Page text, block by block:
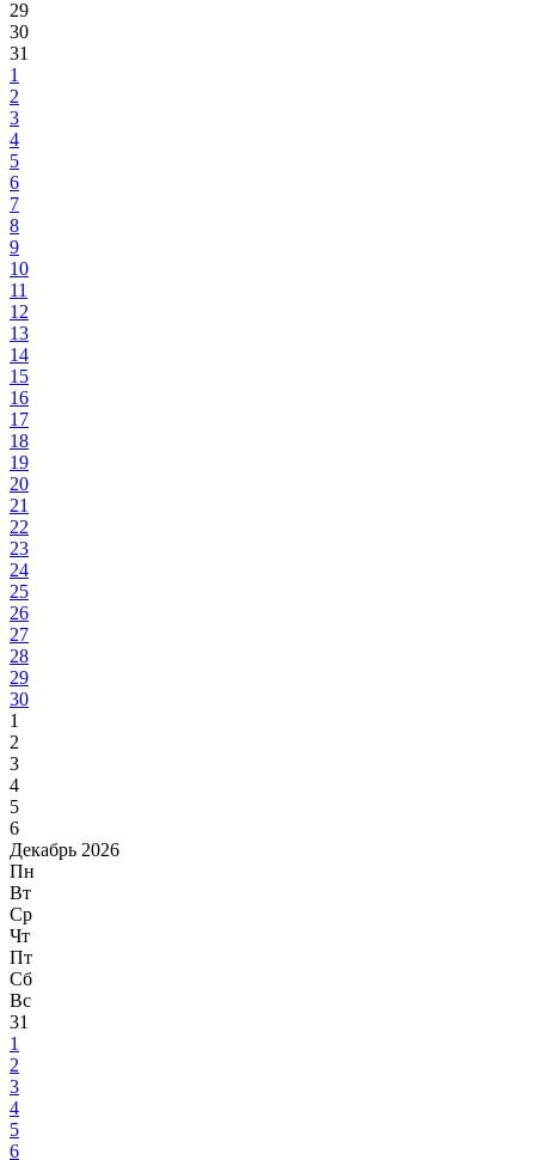
29
30
31
1
2
3
4
5
6
7
8
9
10
11
12
13
14
15
16
17
18
19
20
21
22
23
24
25
26
27
28
29
30
1
2
3
4
5
6
Декабрь 2026
Пн
Вт
Ср
Чт
Пт
Сб
Вс
31
1
2
3
4
5
6